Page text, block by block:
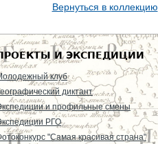
Вернуться в коллекцию
И ЭКСПЕДИЦИИ
клуб
диктант
и профильные смены
РГО
"Самая красивая страна"